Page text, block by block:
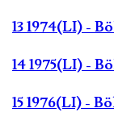
13 1974(LI) -
14 1975(LI) -
15 1976(LI) -